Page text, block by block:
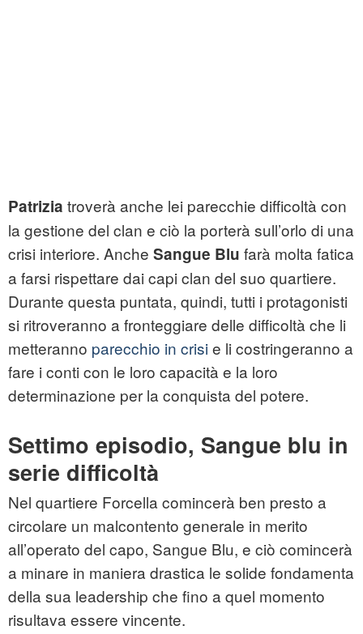
Patrizia troverà anche lei parecchie difficoltà con
la gestione del clan e ciò la porterà sull’orlo di una
crisi interiore. Anche Sangue Blu farà molta fatica
a farsi rispettare dai capi clan del suo quartiere.
Durante questa puntata, quindi, tutti i protagonisti
si ritroveranno a fronteggiare delle difficoltà che li
metteranno parecchio in crisie li costringeranno a
fare i conti con le loro capacità e la loro
determinazione per la conquista del potere.
Settimo episodio, Sangue blu in
serie difficoltà
Nel quartiere Forcella comincerà ben presto a
circolare un malcontento generale in merito
all’operato del capo, Sangue Blu, e ciò comincerà
a minare in maniera drastica le solide fondamenta
della sua leadership che fino a quel momento
risultava essere vincente.